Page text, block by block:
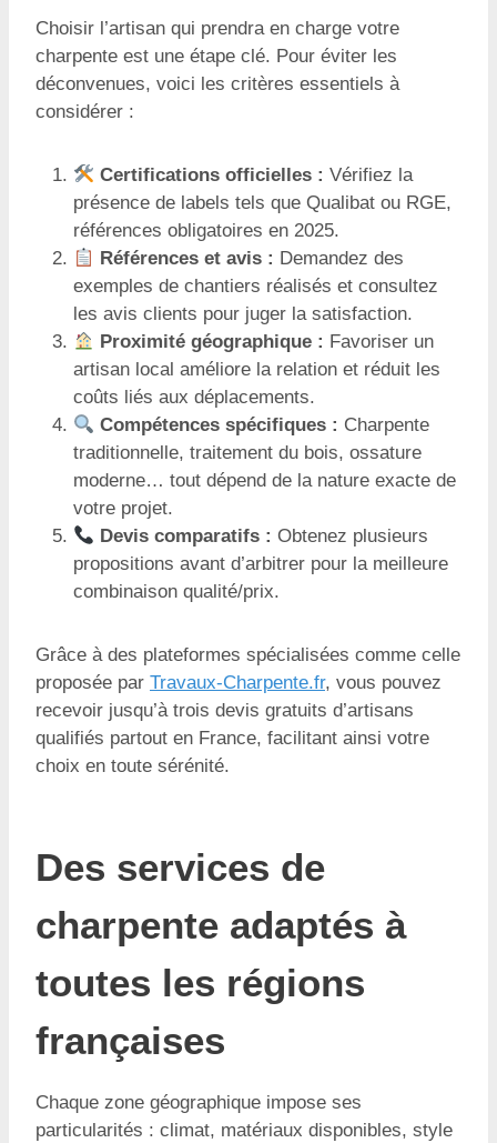
Choisir l’artisan qui prendra en charge votre
charpente est une étape clé. Pour éviter les
déconvenues, voici les critères essentiels à
considérer :
Certifications officielles : Vérifiez la
présence de labels tels que Qualibat ou RGE,
références obligatoires en 2025.
Références et avis : Demandez des
exemples de chantiers réalisés et consultez
les avis clients pour juger la satisfaction.
Proximité géographique : Favoriser un
artisan local améliore la relation et réduit les
coûts liés aux déplacements.
Compétences spécifiques : Charpente
traditionnelle, traitement du bois, ossature
moderne… tout dépend de la nature exacte de
votre projet.
Devis comparatifs : Obtenez plusieurs
propositions avant d’arbitrer pour la meilleure
combinaison qualité/prix.
Grâce à des plateformes spécialisées comme celle
proposée par Travaux-Charpente.fr, vous pouvez
recevoir jusqu’à trois devis gratuits d’artisans
qualifiés partout en France, facilitant ainsi votre
choix en toute sérénité.
Des services de
charpente adaptés à
toutes les régions
françaises
Chaque zone géographique impose ses
particularités : climat, matériaux disponibles, style